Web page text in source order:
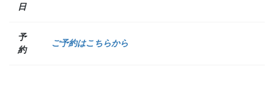
日
予
約
ご予約はこちらから